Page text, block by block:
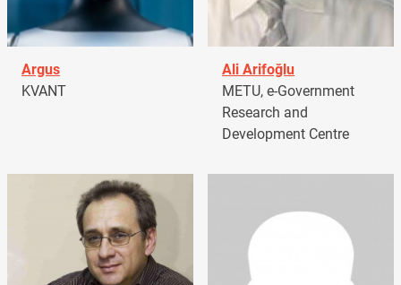
Argus
KVANT
Ali Arifoğlu
METU, e-Government
Research and
Development Centre